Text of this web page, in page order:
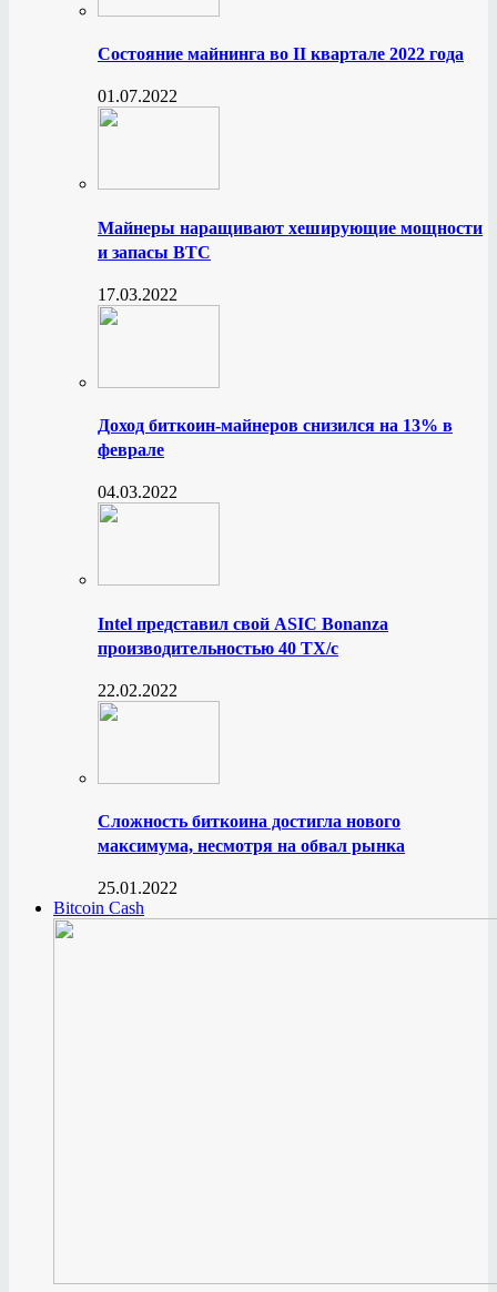
Состояние майнинга во II квартале 2022 года
01.07.2022
Майнеры наращивают хеширующие мощности
и запасы BTC
17.03.2022
Доход биткоин-майнеров снизился на 13% в
феврале
04.03.2022
Intel представил свой ASIC Bonanza
производительностью 40 ТХ/с
22.02.2022
Сложность биткоина достигла нового
максимума, несмотря на обвал рынка
25.01.2022
Bitcoin Cash